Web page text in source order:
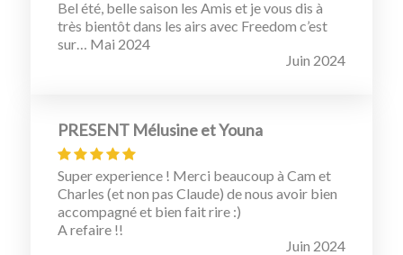
Bel été, belle saison les Amis et je vous dis à
très bientôt dans les airs avec Freedom c’est
sur… Mai 2024
Juin 2024
PRESENT Mélusine et Youna
Super experience ! Merci beaucoup à Cam et
Charles (et non pas Claude) de nous avoir bien
accompagné et bien fait rire :)
A refaire !!
Juin 2024